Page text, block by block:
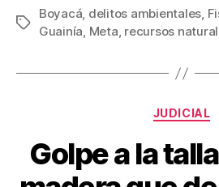
c
e
b
k
tt
er
ail er
e
st
m
p
ar
Etiquetas
Boyacá, delitos ambientales,
Guainía, Meta, recursos
JUDICIAL
Golpe a la